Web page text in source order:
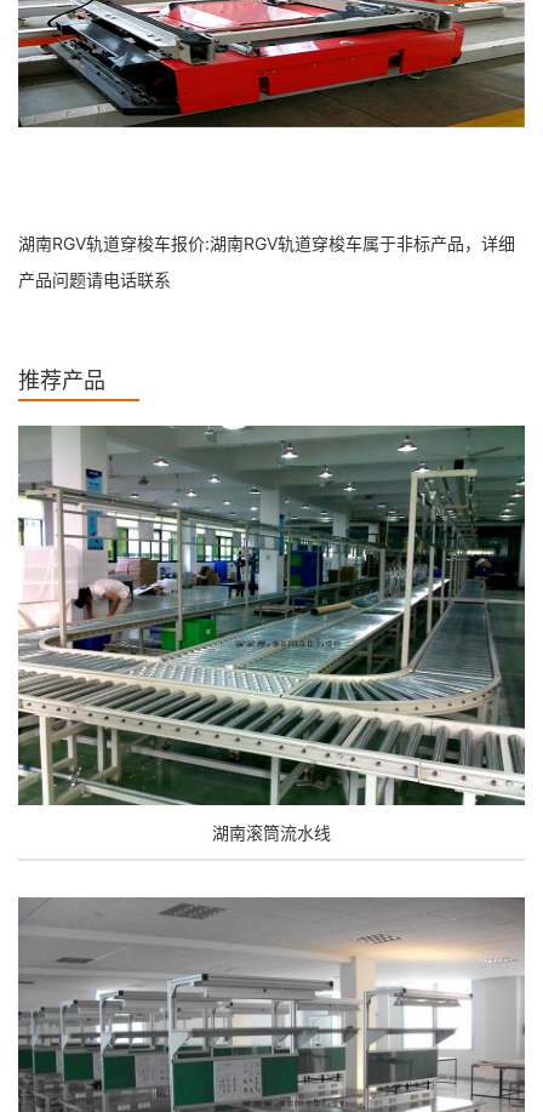
湖南RGV轨道穿梭车报价:湖南RGV轨道穿梭车属于非标产品，详细
产品问题请电话联系
推荐产品
湖南滚筒流水线